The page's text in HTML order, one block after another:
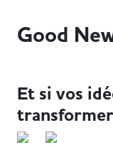
Good
Et si vos